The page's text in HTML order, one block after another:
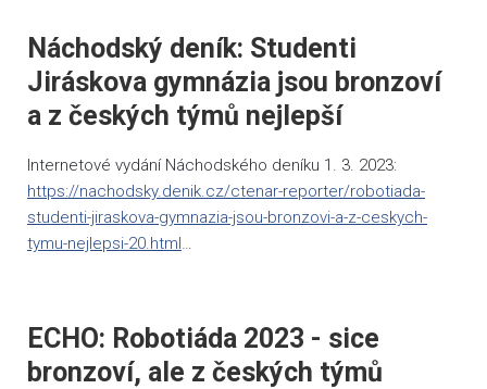
Náchodský deník: Studenti
Jiráskova gymnázia jsou bronzoví
a z českých týmů nejlepší
Internetové vydání Náchodského deníku 1. 3. 2023:
https://nachodsky.denik.cz/ctenar-reporter/robotiada-
studenti-jiraskova-gymnazia-jsou-bronzovi-a-z-ceskych-
tymu-nejlepsi-20.html…
ECHO: Robotiáda 2023 - sice
bronzoví, ale z českých týmů